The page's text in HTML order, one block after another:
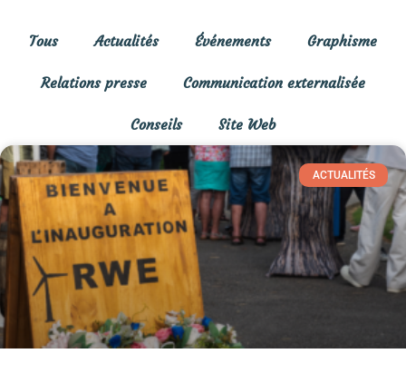
Tous Actualités Événements Graphisme
Relations presse Communication externalisée
Conseils Site Web
ACTUALITÉS